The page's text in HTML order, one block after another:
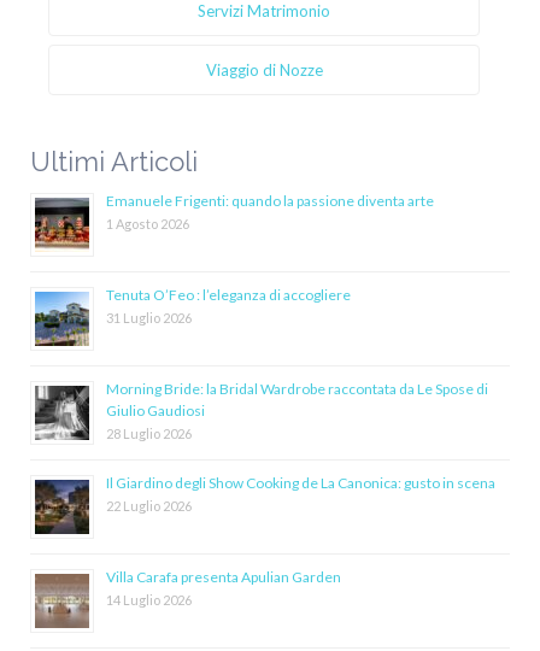
Servizi Matrimonio
Viaggio di Nozze
Ultimi Articoli
Emanuele Frigenti: quando la passione diventa arte
1 Agosto 2026
Tenuta O’Feo : l’eleganza di accogliere
31 Luglio 2026
Morning Bride: la Bridal Wardrobe raccontata da Le Spose di
Giulio Gaudiosi
28 Luglio 2026
Il Giardino degli Show Cooking de La Canonica: gusto in scena
22 Luglio 2026
Villa Carafa presenta Apulian Garden
14 Luglio 2026